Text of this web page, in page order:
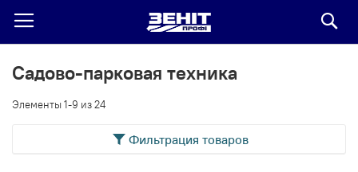
Садово-парковая техника
Элементы1-9 из24
Фильтрация товаров